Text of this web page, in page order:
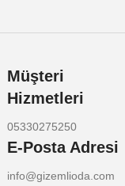
Müşteri
Hizmetleri
05330275250
E-Posta Adresi
info@gizemlioda.com